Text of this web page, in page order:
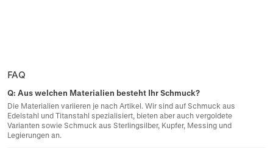
FAQ
Q: Aus welchen Materialien besteht Ihr Schmuck?
Die Materialien variieren je nach Artikel. Wir sind auf Schmuck aus
Edelstahl und Titanstahl spezialisiert, bieten aber auch vergoldete
Varianten sowie Schmuck aus Sterlingsilber, Kupfer, Messing und
Legierungen an.